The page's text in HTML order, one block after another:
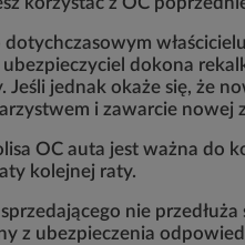
dotychczasowym
dokona
Jeśli jednak okaże się, że
i zawarcie nowej
OC auta jest ważna do
kolejnej raty.
nie
z ubezpieczenia